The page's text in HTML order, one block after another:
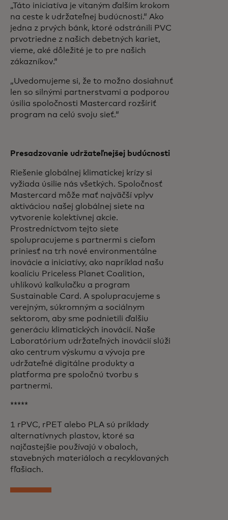
„Táto iniciatíva je vítaným ďalším krokom
na ceste k udržateľnej budúcnosti.“ Ako
jedna z prvých bánk, ktoré odstránili PVC
prvotriedne z našich debetných kariet,
vieme, aké dôležité je to pre našich
zákazníkov.“
„Uvedomujeme si, že to možno dosiahnuť
len so silnými partnerstvami a podporou
úsilia spoločnosti Mastercard rozšíriť
program na celú svoju sieť.“
Presadzovanie udržateľnejšej budúcnosti
Riešenie globálnej klimatickej krízy si
vyžiada úsilie nás všetkých. Spoločnosť
Mastercard môže mať najväčší vplyv
aktiváciou našej globálnej siete na
vytvorenie kolektívnej akcie.
Prostredníctvom tejto siete
spolupracujeme s partnermi s cieľom
priniesť na trh nové environmentálne
inovácie a iniciatívy, ako napríklad našu
koalíciu Priceless Planet Coalition,
uhlíkovú kalkulačku a program
Sustainable Card. A spolupracujeme s
verejným, súkromným a sociálnym
sektorom, aby sme podnietili ďalšiu
generáciu klimatických inovácií. Naše
Laboratórium udržateľných inovácií slúži
ako centrum výskumu a vývoja pre
udržateľné digitálne produkty a
platforma pre spoločnú tvorbu s
partnermi.
*****
1 rPVC, rPET alebo PLA sú príklady
alternatívnych plastov, ktoré sa
najčastejšie používajú v obaloch,
stavebných materiáloch a recyklovaných
fľašiach.